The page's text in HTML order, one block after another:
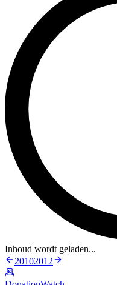
Inhoud wordt geladen...
20102012